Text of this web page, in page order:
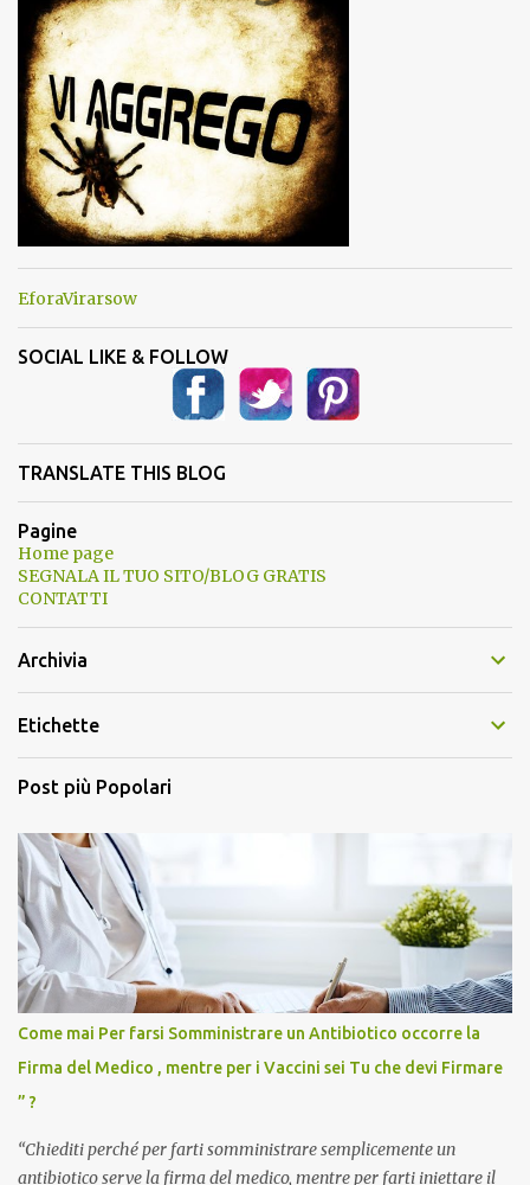
t
i
EforaVirarsow
SOCIAL LIKE & FOLLOW
TRANSLATE THIS BLOG
Pagine
Home page
SEGNALA IL TUO SITO/BLOG GRATIS
CONTATTI
Archivia
Etichette
Post più Popolari
Come mai Per farsi Somministrare un Antibiotico occorre la
Firma del Medico , mentre per i Vaccini sei Tu che devi Firmare
” ?
“Chiediti perché per farti somministrare semplicemente un
antibiotico serve la firma del medico, mentre per farti iniettare il